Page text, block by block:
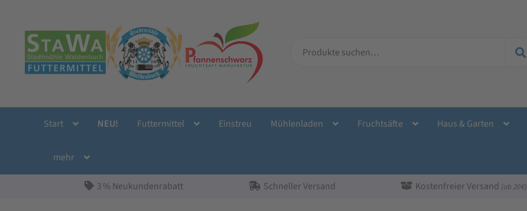
Navigation
springen
Inhalt
springen
nach:
Start NEU! Futtermittel Einstreu Mühlenladen Fruchtsäfte Haus & Garten
mehr
3 % Neukundenrabatt Schneller Versand Kostenfreier Versand (ab 20 €)